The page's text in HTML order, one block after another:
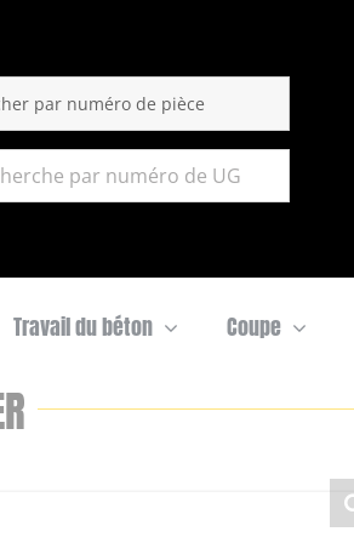
Travail du béton Coupe